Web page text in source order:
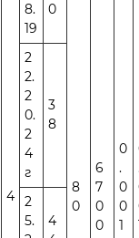
4
8.
19
0
8
0
6
7
0
0
0
.
0
0
1
2
2.
2
0.
2
4
г
3
8
2
5.
4